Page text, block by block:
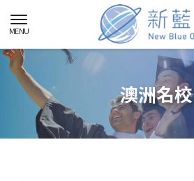
澳洲名校